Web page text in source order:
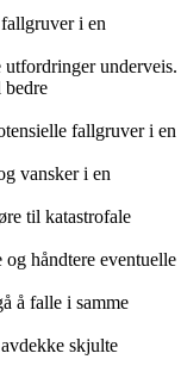
i en
underveis.
fallgruver i en
vansker i en
til katastrofale
håndtere eventuelle
å falle i samme
skjulte